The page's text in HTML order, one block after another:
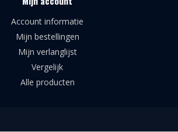
Account informatie
Mijn bestellingen
Mijn verlanglijst
Vergelijk
Alle producten